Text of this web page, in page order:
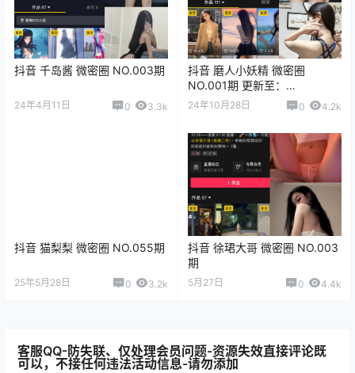
抖音 千岛酱 微密圈 NO.003期
24年4月11日 0 3.3k
抖音 磨人小妖精 微密圈
NO.001期 更新至：
2024.10.28
24年10月28日 0 4.2k
抖音 猫梨梨 微密圈 NO.055期
25年5月28日 0 3.2k
抖音 徐珺大哥 微密圈 NO.003
期
5月27日 0 4.4k
客服QQ-防失联、仅处理会员问题-资源失效直接评论既
可以，不接任何违法活动信息-请勿添加